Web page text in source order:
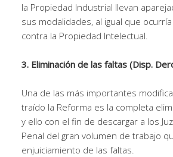
la Propiedad Industrial llevan
sus modalidades, al igual que
contra la Propiedad Intelectual.
3. Eliminación de las faltas (Disp.
Una de las más importantes
traído la Reforma es la completa
y ello con el fin de descargar a los
Penal del gran volumen de trabajo
enjuiciamiento de las faltas.